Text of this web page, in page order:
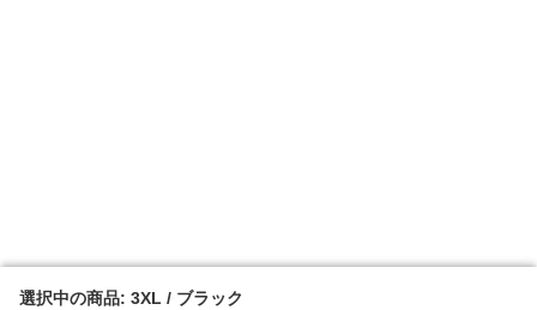
選択中の商品: 3XL / ブラック
選択中の商品: 3XL / ブラック